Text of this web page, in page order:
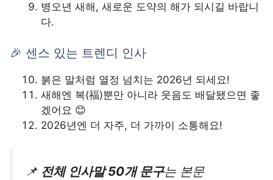
병오년 새해, 새로운 도약의 해가 되시길 바랍니
다.
🎉 센스 있는 트렌디 인사
붉은 말처럼 열정 넘치는 2026년 되세요!
새해엔 복(福)뿐만 아니라 웃음도 배달됐으면 좋
겠어요 😊
2026년엔 더 자주, 더 가까이 소통해요!
📌 전체 인사말 50개 문구는 본문